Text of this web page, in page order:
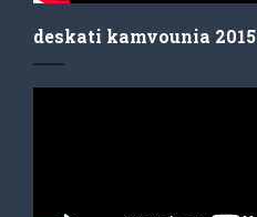
deskati kamvounia 2015